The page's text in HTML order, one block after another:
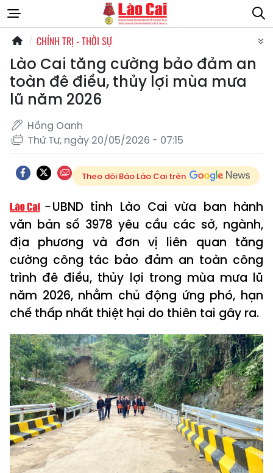
CHÍNH TRỊ - THỜI SỰ
Lào Cai tăng cường bảo đảm an
toàn đê điều, thủy lợi mùa mưa
lũ năm 2026
Hồng Oanh
Thứ Tư, ngày 20/05/2026 - 07:15
Theo dõi Báo Lào Cai trên
UBND tỉnh Lào Cai vừa ban hành
văn bản số 3978 yêu cầu các sở, ngành,
địa phương và đơn vị liên quan tăng
cường công tác bảo đảm an toàn công
trình đê điều, thủy lợi trong mùa mưa lũ
năm 2026, nhằm chủ động ứng phó, hạn
chế thấp nhất thiệt hại do thiên tai gây ra.